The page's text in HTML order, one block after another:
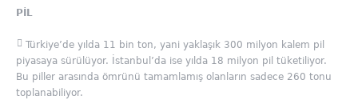
PİL
Türkiye’de yılda 11 bin ton, yani yaklaşık 300 milyon kalem pil
piyasaya sürülüyor. İstanbul’da ise yılda 18 milyon pil tüketiliyor.
Bu piller arasında ömrünü tamamlamış olanların sadece 260 tonu
toplanabiliyor.